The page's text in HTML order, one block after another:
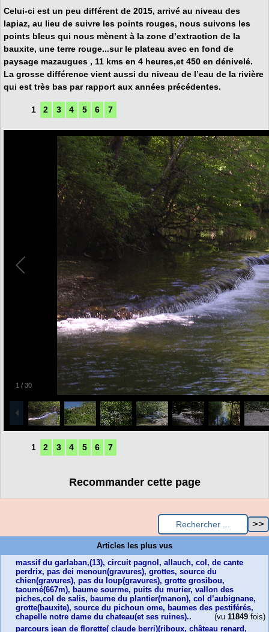
Celui-ci est un peu différent de 2015, arrivé au niveau des
lapiaz, au lieu de suivre les points rouges, nous suivons les
points bleus qui nous mènent à la zone d’extraction de la
bauxite, une terre rouge...sur le plateau avec en fond de
paysage mazaugues , 11 kms en 4 heures,et 450 en dénivelé.
La grosse différence vient aussi du niveau de l’eau de la rivière
qui est très bas par rapport aux années précédentes.
1 2 3 4 5 6 7
1 / 30
1 2 3 4 5 6 7
Recommander cette page
Articles les plus vus
massif du garlaban,(13), circuit pagnol, allauch, col, de cante
perdrix, pas dei menoun(gravures), grottes, source du
chien(gravures), pas du loup(gravures), grotte grosibou,
taoumé(667m), baume sourme, puits du murier, vallon des
piches,col de salis, baume du plantier(manon), col d’aubignane,
grotte(bauxite), source du pichoun ome, baumes des pestiférés,
chapelle notre dame du chateau(et ses ruines)..
(vu 11849 fois)
parcours jean de florette( claude berri)(riboux, château renard,